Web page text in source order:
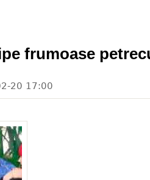
lew finfer
frumoase
20 17:00